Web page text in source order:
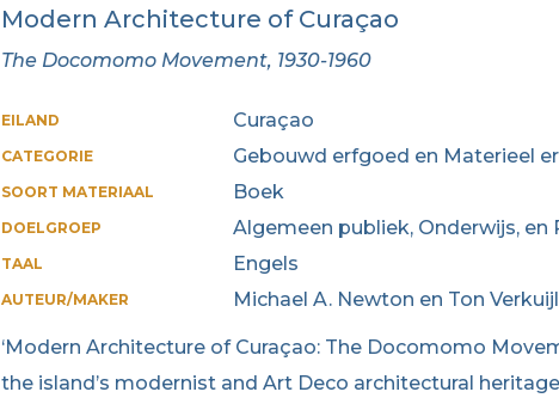
Modern Architecture of Curaçao
The Docomomo Movement, 1930-1960
EILAND Curaçao
CATEGORIE Gebouwd erfgoed en Materieel
SOORT MATERIAAL Boek
DOELGROEP Algemeen publiek, Onderwijs, en
TAAL Engels
AUTEUR/MAKER Michael A. Newton en Ton
‘Modern Architecture of Curaçao: The Docomomo
the island’s modernist and Art Deco architectural